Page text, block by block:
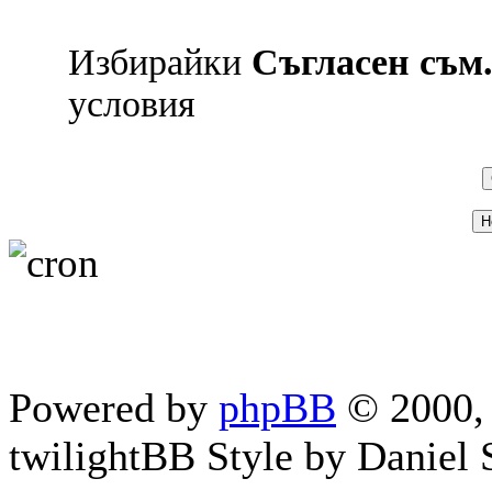
Избирайки Съгласен
условия
Powered by phpBB © 2000,
twilightBB Style by Daniel